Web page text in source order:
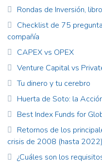
Rondas de Inversión,
Checklist de 75
compañía
CAPEX vs OPEX
Venture Capital vs
Tu dinero y tu cerebro
Huerta de Soto: la
Best Index Funds for
Retornos de los
crisis de 2008 (hasta 2022)
¿Cuáles son los